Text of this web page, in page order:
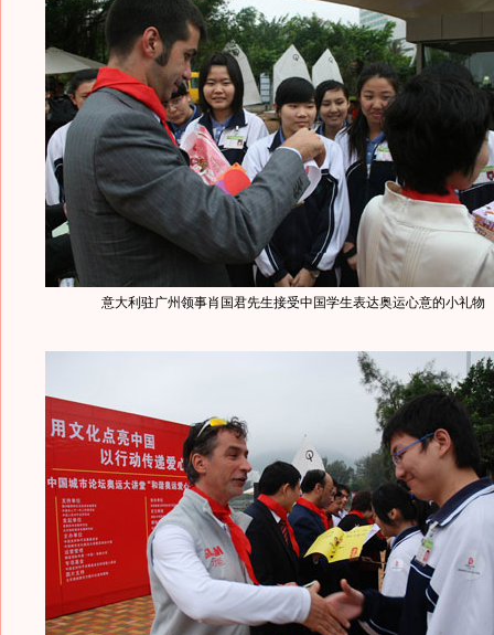
意大利驻广州领事肖国君先生接受中国学生表达奥运心意的小礼物